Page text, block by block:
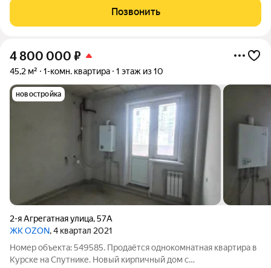
этажного дома. Общая площадь квартиры составляет 46,48
кв.м., а кухня - 13,74 кв.м. Сейчас
Позвонить
4 800 000 ₽
45,2 м² 1-комн. квартира 1 этаж из 10
новостройка
2-я Агрегатная улица,57А
ЖК OZON, 4 квартал 2021
Номер объекта: 549585. Продаётся однокомнатная квартира в
Курске на Спутнике. Новый кирпичный дом с